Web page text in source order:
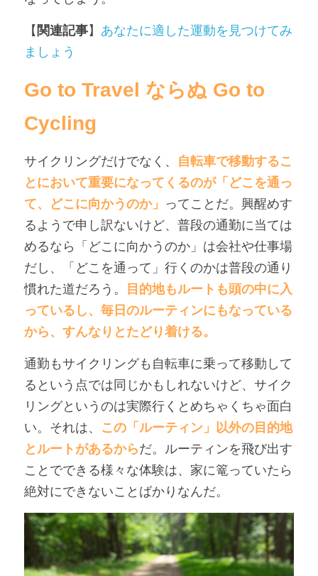
【 関連記事】 あなたに適した運動を見つけてみ
ましょう
Go to Travel ならぬ Go to
Cycling
サイクリングだけでなく、 自転車で移動するこ
とにおいて重要になってくるのが「どこを通っ
て、どこに向かうのか」 ってことだ。興醒めす
るようで申し訳ないけど、普段の通勤に当ては
めるなら「どこに向かうのか」は会社や仕事場
だし、「どこを通って」行くのかは普段の通り
慣れた道だろう。
目的地もルートも頭の中に入
っているし、毎日のルーティンにもなっている
から、すんなりとたどり着ける。
通勤もサイクリングも自転車に乗って移動して
るという点では同じかもしれないけど、サイク
リングというのは実際行くとめちゃくちゃ面白
い。それは、 この「ルーティン」以外の目的地
とルートがあるからだ。ルーティンを飛び出す
ことでできる様々な体験は、家に篭っていたら
絶対にできないことばかりなんだ。